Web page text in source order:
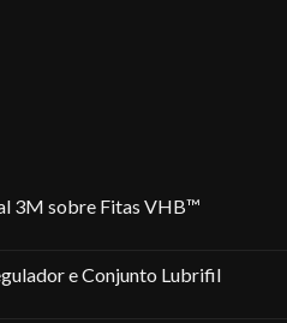
3M sobre Fitas VHB™
e Conjunto Lubrifil